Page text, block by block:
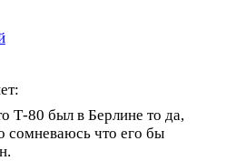
Т-80 был в Берлине то да,
сомневаюсь что его бы